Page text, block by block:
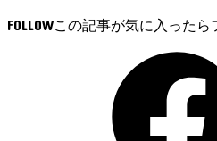
FOLLOW